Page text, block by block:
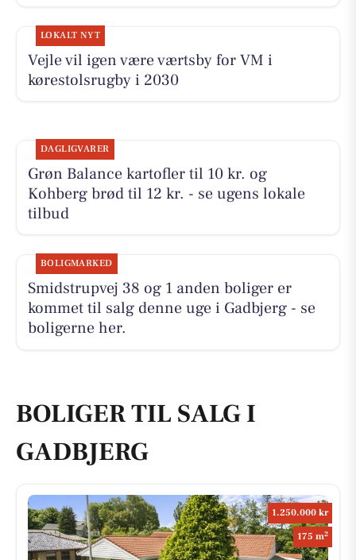
LOKALT NYT
Vejle vil igen være værtsby for VM i
kørestolsrugby i 2030
DAGLIGVARER
Grøn Balance kartofler til 10 kr. og
Kohberg brød til 12 kr. - se ugens lokale
tilbud
BOLIGMARKED
Smidstrupvej 38 og 1 anden boliger er
kommet til salg denne uge i Gadbjerg - se
boligerne her.
BOLIGER TIL SALG I
GADBJERG
1.250.000 kr
175 m2